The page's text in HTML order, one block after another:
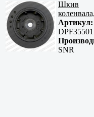
Шкив
Артикул:
DPF35501
SNR